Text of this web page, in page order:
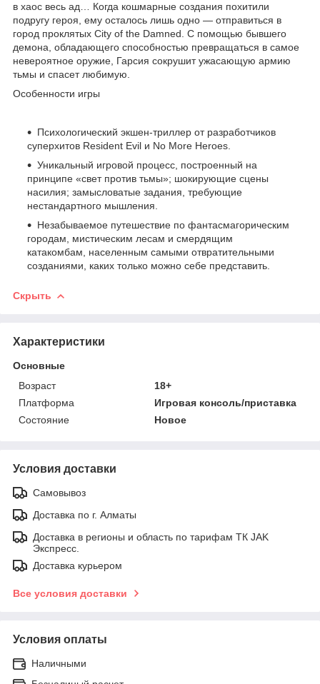
в хаос весь ад… Когда кошмарные создания похитили
подругу героя, ему осталось лишь одно — отправиться в
город проклятых City of the Damned. С помощью бывшего
демона, обладающего способностью превращаться в самое
невероятное оружие, Гарсия сокрушит ужасающую армию
тьмы и спасет любимую.
Особенности игры
Психологический экшен-триллер от разработчиков
суперхитов Resident Evil и No More Heroes.
Уникальный игровой процесс, построенный на
принципе «свет против тьмы»; шокирующие сцены
насилия; замысловатые задания, требующие
нестандартного мышления.
Незабываемое путешествие по фантасмагорическим
городам, мистическим лесам и смердящим
катакомбам, населенным самыми отвратительными
созданиями, каких только можно себе представить.
Скрыть
Характеристики
Основные
Возраст
18+
Платформа
Игровая консоль/приставка
Состояние
Новое
Условия доставки
Самовывоз
Доставка по г. Алматы
Доставка в регионы и область по тарифам ТК JAK
Экспресс.
Доставка курьером
Все условия доставки
Условия оплаты
Наличными